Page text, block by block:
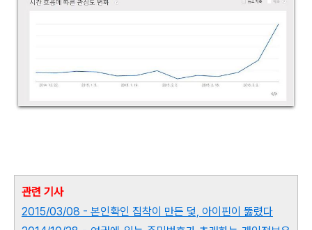
관련 기사
2015/03/08 - 본인확인 집착이 만든 덫, 아이핀이 뚫렸다